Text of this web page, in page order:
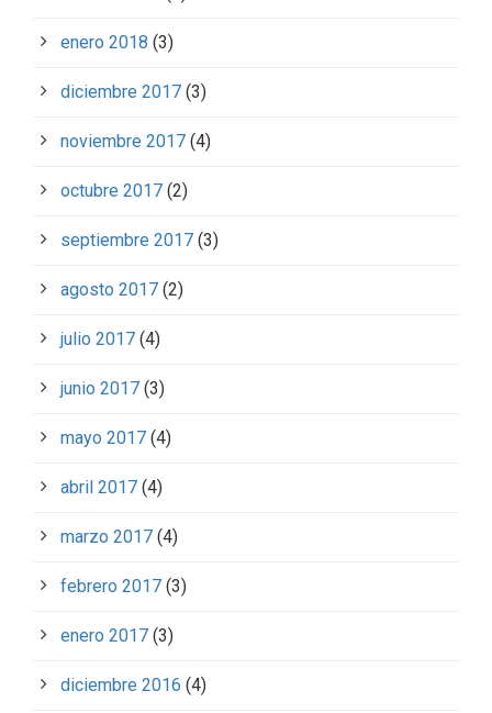
enero 2018 (3)
diciembre 2017 (3)
noviembre 2017 (4)
octubre 2017 (2)
septiembre 2017 (3)
agosto 2017 (2)
julio 2017 (4)
junio 2017 (3)
mayo 2017 (4)
abril 2017 (4)
marzo 2017 (4)
febrero 2017 (3)
enero 2017 (3)
diciembre 2016 (4)